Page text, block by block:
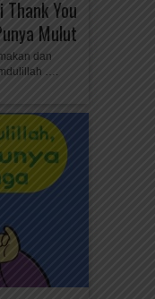
Thank You
Mulut
dan
….